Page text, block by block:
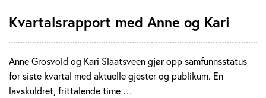
Kvartalsrapport med Anne og Kari
Anne Grosvold og Kari Slaatsveen gjør opp samfunnsstatus
for siste kvartal med aktuelle gjester og publikum. En
lavskuldret, frittalende time …